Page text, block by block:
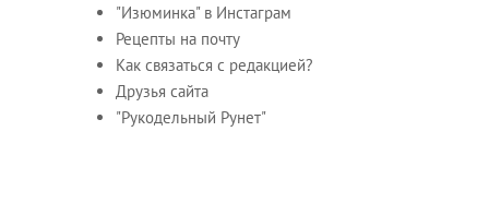
"Изюминка" в Инстаграм
Рецепты на почту
Как связаться с редакцией?
Друзья сайта
"Рукодельный Рунет"